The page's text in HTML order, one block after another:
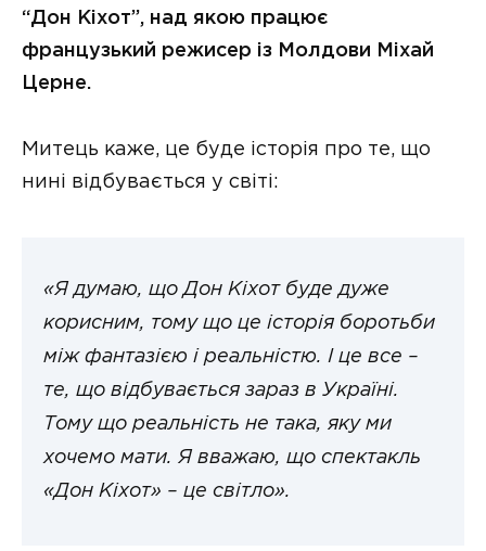
“Дон Кіхот”, над якою працює
французький режисер із Молдови Міхай
Церне.
Митець каже, це буде історія про те, що
нині відбувається у світі:
«Я думаю, що Дон Кіхот буде дуже
корисним, тому що це історія боротьби
між фантазією і реальністю. І це все –
те, що відбувається зараз в Україні.
Тому що реальність не така, яку ми
хочемо мати. Я вважаю, що спектакль
«Дон Кіхот» – це світло».